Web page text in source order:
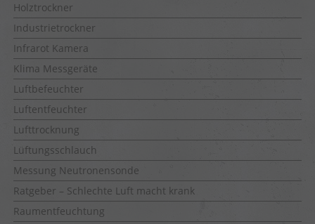
Holztrockner
Industrietrockner
Infrarot Kamera
Klima Messgeräte
Luftbefeuchter
Luftentfeuchter
Lufttrocknung
Lüftungsschlauch
Messung Neutronensonde
Ratgeber – Schlechte Luft macht krank
Raumentfeuchtung